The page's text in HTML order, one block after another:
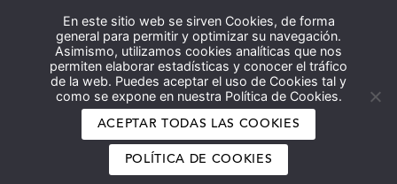
En este sitio web se sirven Cookies, de forma
general para permitir y optimizar su navegación.
Asimismo, utilizamos cookies analíticas que nos
permiten elaborar estadísticas y conocer el tráfico
de la web. Puedes aceptar el uso de Cookies tal y
como se expone en nuestra Política de Cookies.
ACEPTAR TODAS LAS COOKIES
POLÍTICA DE COOKIES
Español English